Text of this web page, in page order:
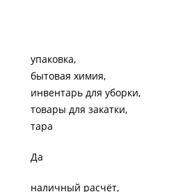
упаковка
бытовая химия
инвентарь для уборки
товары для закатки
тара
Да
наличный расчёт